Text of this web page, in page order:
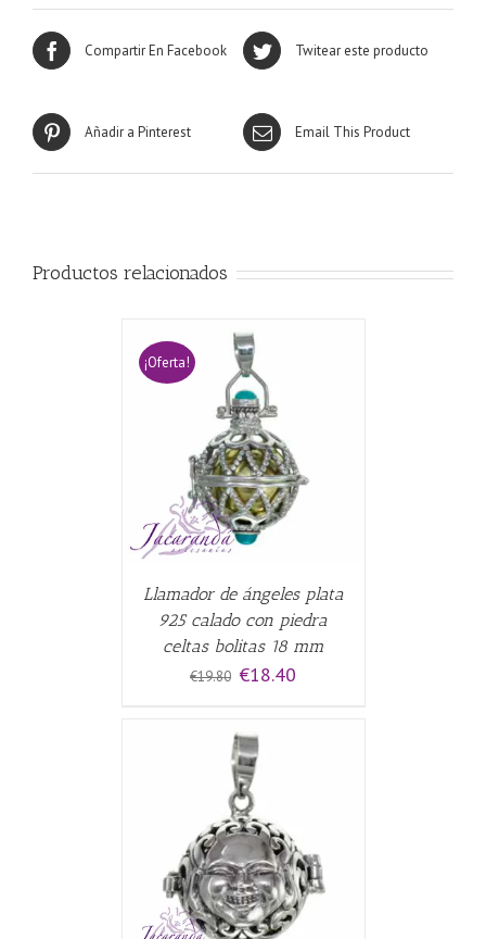
Compartir En Facebook Twitear este producto
Añadir a Pinterest Email This Product
Productos relacionados
¡Oferta!
Llamador de ángeles plata
925 calado con piedra
celtas bolitas 18 mm
€19.80 El
era:
€19.80.
€18.40